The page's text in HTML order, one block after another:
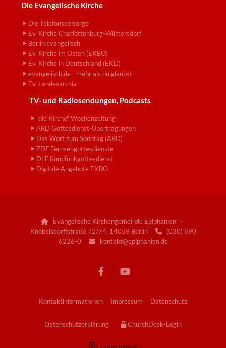
Die Evangelische Kirche
Die Telefonseelsorge
Ev. Kirche Charlottenburg-Wilmersdorf
Berlin evangelisch
Ev. Kirche im Osten (EKBO)
Ev. Kirche in Deutschland (EKD)
evangelisch.de - mehr als du glaubst
Ev. Landesarchiv
TV- und Radiosendungen, Podcasts
"die Kirche" Wochenzeitung
ARD Gottesdienst-Übertragungen
Das Wort zum Sonntag (ARD)
ZDF Fernsehgottesdienste
DLF Rundfunkgottesdienst
Digitale Angebote EKBO
Evangelische Kirchengemeinde Epiphanien ·
Knobelsdorffstraße 72/74, 14059 Berlin
(030) 890
6226-0
kontakt@epiphanien.de
Kontaktinformationen Impressum Datenschutz
Datenschutzerklärung ChurchDesk-Login